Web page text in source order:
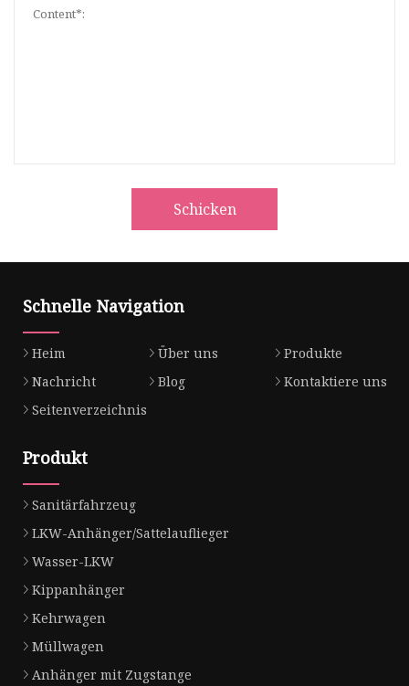
Schicken
Schnelle Navigation
Heim Über uns
Produkte
Nachricht
Blog
Kontaktiere uns
Seitenverzeichnis
Produkt
Sanitärfahrzeug
LKW-Anhänger/Sattelauflieger
Wasser-LKW
Kippanhänger
Kehrwagen
Müllwagen
Anhänger mit Zugstange